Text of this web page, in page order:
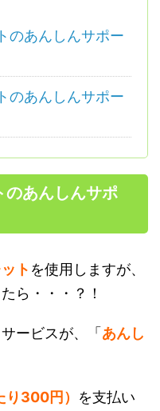
のあんしんサポー
のあんしんサポー
のあんしんサポ
ト を使用しますが、
ら・・・？！
ービスが、「 あんし
300円） を支払い